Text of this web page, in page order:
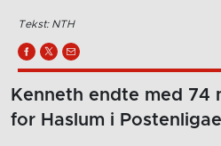
Tekst: NTH
Kenneth endte med 74
for Haslum i